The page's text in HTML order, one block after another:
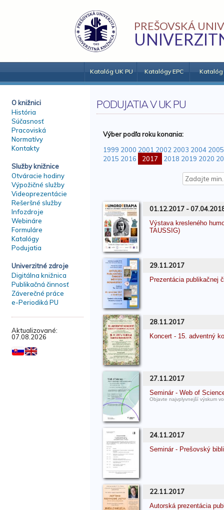
PREŠOVSKÁ
Katalóg UK PU Katalógy EPC Katalóg
O knižnici
História
Súčasnosť
Pracoviská
Normatívy
Kontakty
Služby knižnice
Otváracie hodiny
Výpožičné služby
Videoprezentácie
Rešeršné služby
Infozdroje
Webináre
Formuláre
Katalógy
Podujatia
Univerzitné zdroje
Digitálna knižnica
Publikačná činnosť
Záverečné práce
e-Periodiká PU
Aktualizované:
07.08.2026
PODUJATIA V UK PU
Výber podľa roku konania:
1999 2000 2001 2002 2003 2004 2005
2015 2016 2017 2018 2019 2020
01.12.2017 -
Výstava kresleného
TAUSSIG)
29.11.2017
Prezentácia publikačnej
28.11.2017
Koncert - 15. adventný
27.11.2017
Seminár - Web of
Objavte najvplyvnejší výskum
24.11.2017
Seminár - Prešovský
22.11.2017
Autorská prezentácia